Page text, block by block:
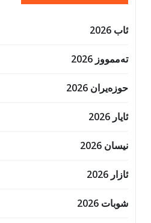
ئاب 2026
تەممووز 2026
حوزه‌یران 2026
ئایار 2026
نیسان 2026
ئازار 2026
شوبات 2026